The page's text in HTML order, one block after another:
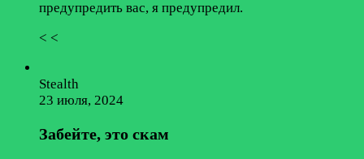
предупредить вас, я предупредил.
< <
Stеаlth
23 июля, 2024
Забейте, это скам